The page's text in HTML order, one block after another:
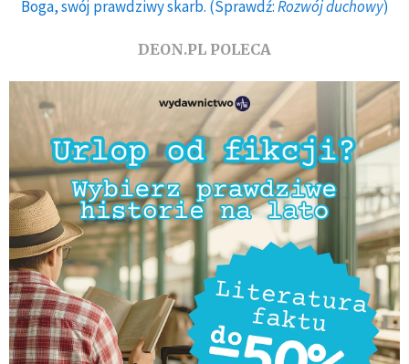
Boga, swój prawdziwy skarb. (Sprawdź:Rozwój duchowy)
DEON.PL POLECA